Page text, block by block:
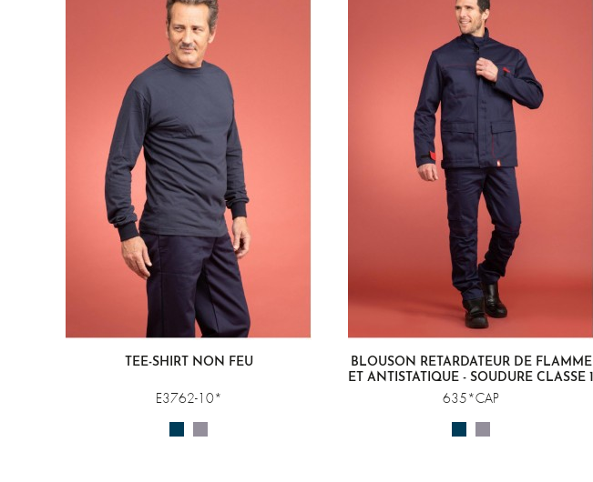
TEE-SHIRT NON FEU
E3762-10*
BLOUSON RETARDATEUR DE FLAMME
ET ANTISTATIQUE - SOUDURE CLASSE 1
635*CAP